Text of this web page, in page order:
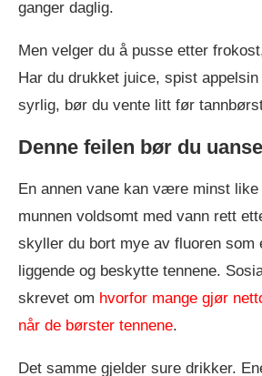
ganger daglig.
Men velger du å pusse etter
Har du drukket juice, spist
syrlig, bør du vente litt før
Denne feilen bør du
En annen vane kan være minst like
munnen voldsomt med vann rett
skyller du bort mye av fluoren som
liggende og beskytte tennene.
skrevet om hvorfor mange gjør
når de børster tennene.
Det samme gjelder sure drikker.